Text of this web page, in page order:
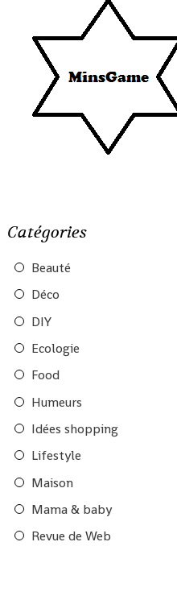
Catégories
Beauté
Déco
DIY
Ecologie
Food
Humeurs
Idées shopping
Lifestyle
Maison
Mama & baby
Revue de Web